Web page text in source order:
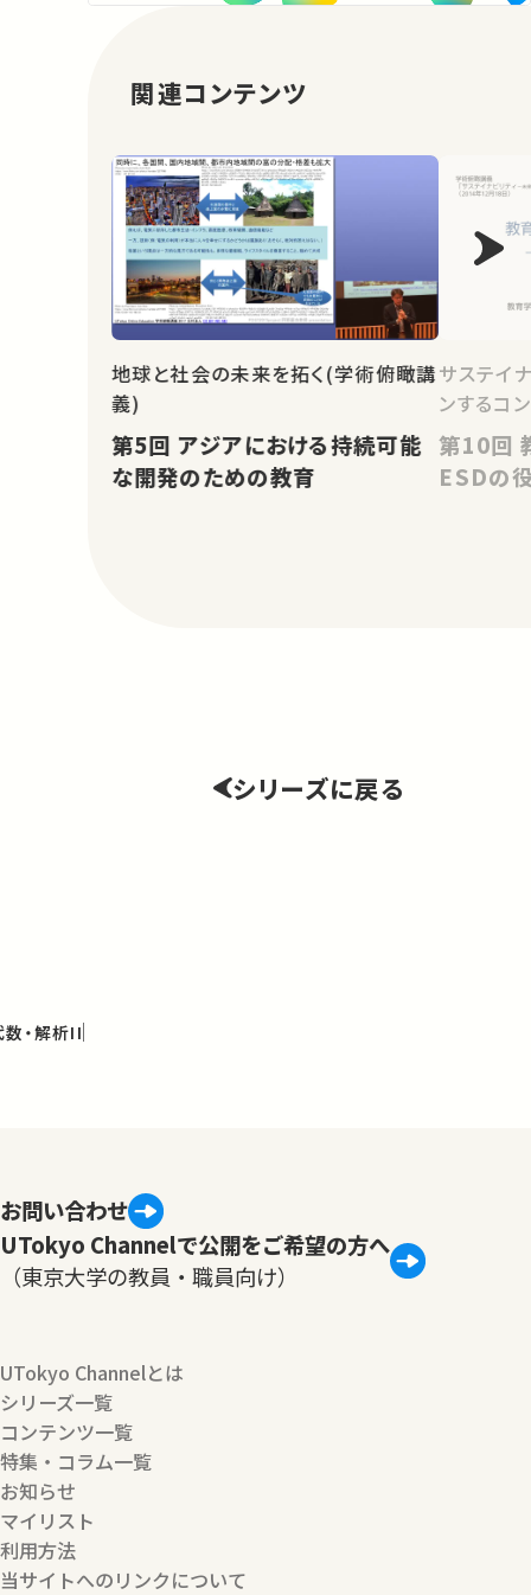
関連コンテンツ
地球と社会の未来を拓く(学術俯瞰講
義)
第5回 アジアにおける持続可能
な開発のための教育
サステイ
ンするコ
第10回 教育学の視点から－
ESDの
シリーズに戻る
・解析II
お問い合わせ
UTokyo Channelで公開をご希望の方へ
（東京大学の教員・職員向け）
UTokyo Channelとは
シリーズ一覧
コンテンツ一覧
特集・コラム一覧
お知らせ
マイリスト
利用方法
当サイトへのリンクについて